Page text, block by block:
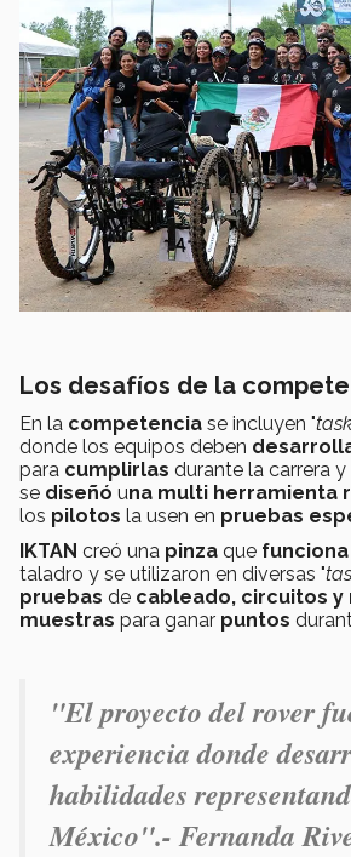
Los desafíos de la
En la competencia se incluyen "
donde los equipos deben
para cumplirlas durante la carrera y
se diseñó una multi herramienta
los pilotos la usen en pruebas
IKTAN creó una pinza que funciona
taladro y se utilizaron en diversas "
pruebas de cableado, circuitos
muestras para ganar puntos
"El proyecto del rover
experiencia donde
habilidades
México".- Fernanda